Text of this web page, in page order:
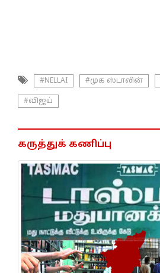
#NELLAI #முக ஸ்டாலின்
#விஜய்
கருத்துக் கணிப்பு